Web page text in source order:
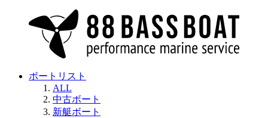
ボートリスト
ALL
中古ボート
新艇ボート